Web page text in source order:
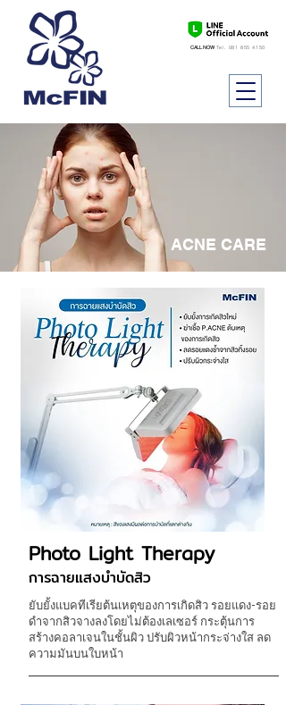
CALL NOW Tel. 081 855 4150
ACNE CARE
Photo Light Therapy
การฉายแสงบำบัดสิว
ยับยั้งแบคทีเรียต้นเหตุของการเกิดสิว รอยแดง-รอย
ดำจากสิวจางลงโดยไม่ต้องเลเซอร์ กระตุ้นการ
สร้างคอลาเจนในชั้นผิว ปรับผิวหน้ากระจ่างใส ลด
ความมันบนใบหน้า